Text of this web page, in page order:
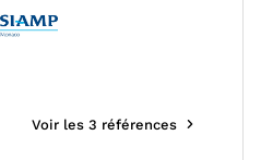
Voir les 3 références